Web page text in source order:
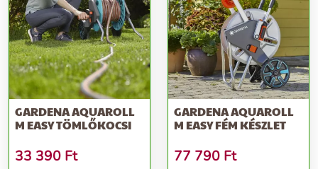
GARDENA AQUAROLL
M EASY TÖMLŐKOCSI
33 390 Ft
GARDENA AQUAROLL
M EASY FÉM KÉSZLET
77 790 Ft